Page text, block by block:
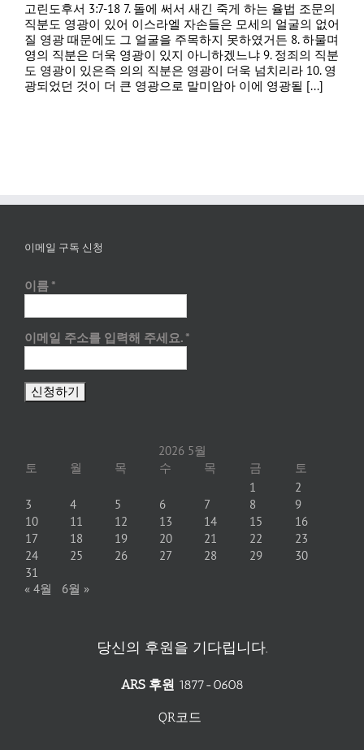
고린도후서 3:7-18 7. 돌에 써서 새긴 죽게 하는 율법 조문의
직분도 영광이 있어 이스라엘 자손들은 모세의 얼굴의 없어
질 영광 때문에도 그 얼굴을 주목하지 못하였거든 8. 하물며
영의 직분은 더욱 영광이 있지 아니하겠느냐 9. 정죄의 직분
도 영광이 있은즉 의의 직분은 영광이 더욱 넘치리라 10. 영
광되었던 것이 더 큰 영광으로 말미암아 이에 영광될 [...]
이메일 구독 신청
이름 *
이메일 주소를 입력해 주세요. *
2026 5월
토 월 목 수 목 금 토
1
2
3
4 5 6 7 8
9
10
11 12 13 14 15
16
17
18 19 20 21 22
23
24
25 26 27 28 29
30
31
« 4월
6월 »
당신의 후원을 기다립니다.
ARS 후원 1877-0608
QR코드